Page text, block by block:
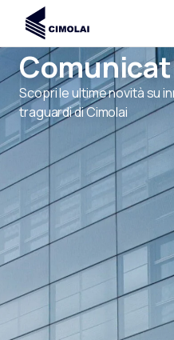
Scopri le ultime novità su
traguardi di Cimolai